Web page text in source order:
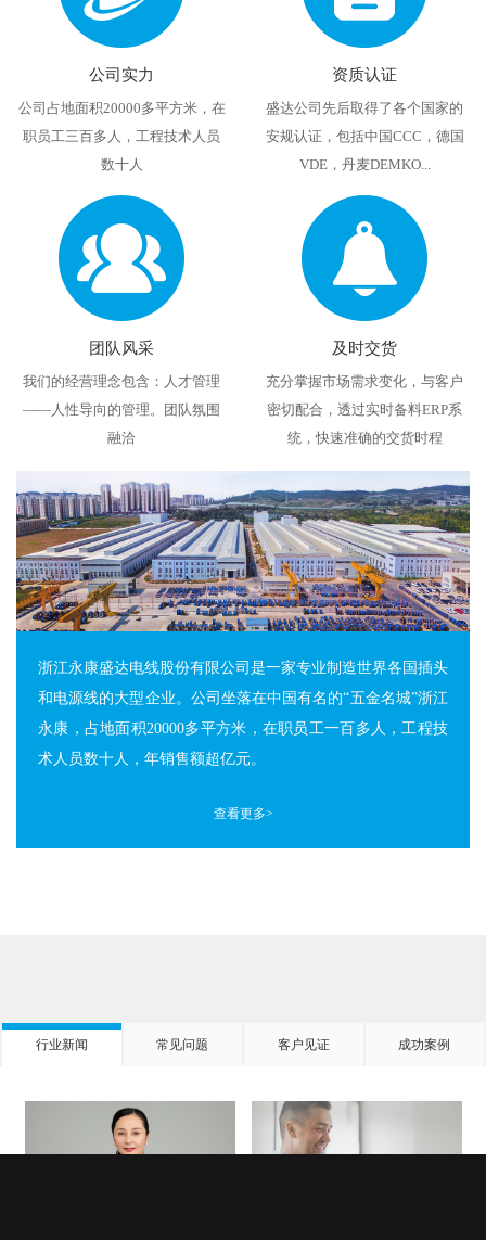
公司实力
公司占地面积20000多平方米，在
职员工三百多人，工程技术人员
数十人
资质认证
盛达公司先后取得了各个国家的
安规认证，包括中国CCC，德国
VDE，丹麦DEMKO...
团队风采
我们的经营理念包含：人才管理
——人性导向的管理。团队氛围
融洽
及时交货
充分掌握市场需求变化，与客户
密切配合，透过实时备料ERP系
统，快速准确的交货时程
浙江永康盛达电线股份有限公司是一家专业制造世界各国插头
和电源线的大型企业。公司坐落在中国有名的“五金名城”浙江
永康，占地面积20000多平方米，在职员工一百多人，工程技
术人员数十人，年销售额超亿元。
查看更多>
行业新闻 常见问题 客户见证 成功案例